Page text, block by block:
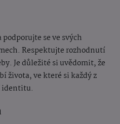
se ve svých
Respektujte rozhodnutí
Je důležité si uvědomit, že
života, ve které si každý z
identitu.